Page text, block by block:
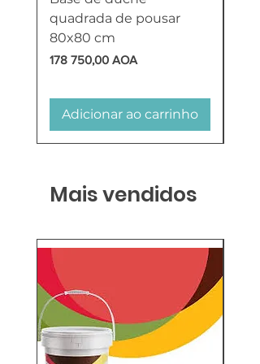
quadrada de pousar
80x80 cm
Preço
178 750,00 AOA
Adicionar ao carrinho
Mais vendidos